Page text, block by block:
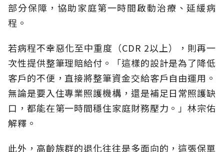
部分保障，協助家庭第一時間啟動治療、延緩病
程。
若病程不幸惡化至中重度（CDR 2以上），則再一
次性提供整筆理賠給付。「這樣的設計是為了降低
客戶的不便，直接將整筆資金交給客戶自由運用。
無論是要入住專業照護機構，還是補足日常照護缺
口，都能在第一時間穩住家庭財務壓力。」林宗佑
解釋。
此外，高齡族群的退化往往是多面向的，這張保單